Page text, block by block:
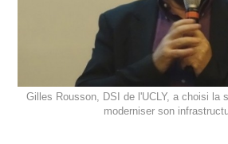
Gilles Rousson, DSI de l'UCLY, a choisi la
moderniser son